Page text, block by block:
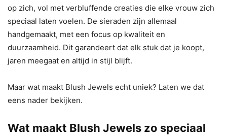
op zich, vol met verbluffende creaties die elke vrouw zich
speciaal laten voelen. De sieraden zijn allemaal
handgemaakt, met een focus op kwaliteit en
duurzaamheid. Dit garandeert dat elk stuk dat je koopt,
jaren meegaat en altijd in stijl blijft.
Maar wat maakt Blush Jewels echt uniek? Laten we dat
eens nader bekijken.
Wat maakt Blush Jewels zo speciaal